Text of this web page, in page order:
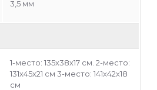
3,5 мм
1-место: 135х38х17 см. 2-место:
131х45х21 см 3-место: 141х42х18
см